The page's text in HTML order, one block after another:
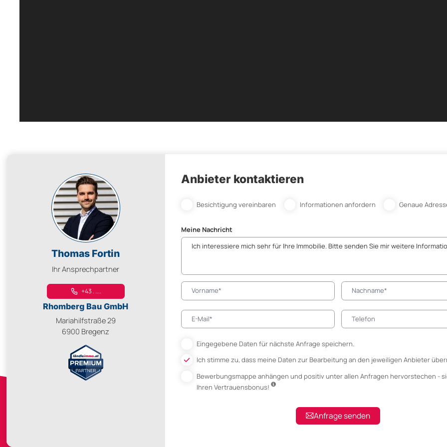
Thomas Fortin
Ihr Ansprechpartner
+43 . ....
Rhomberg Bau GmbH
Mariahilfstraße 29
6900 Bregenz
Anbieter kontaktieren
Besichtigung vereinbaren Informationen anfordern Genaue
Meine Nachricht
Eingegebene Daten für nächste Anfrage speichern.
Ich stimme zu, dass meine Daten zur Bearbeitung an den jeweiligen Anbieter
Bewerbungsmappe anhängenund positiv unter allen Anfragen hervorstechen -
Ihren Vertrauensbonus!
Anfrage senden